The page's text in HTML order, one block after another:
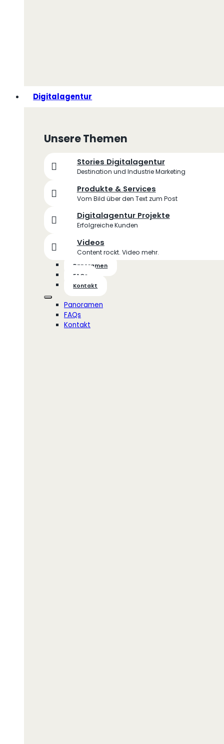
Digitalagentur
Unsere Themen
Stories Digitalagentur
Destination und Industrie Marketing
Produkte & Services
Vom Bild über den Text zum Post
Digitalagentur Projekte
Erfolgreiche Kunden
Videos
Content rockt. Video mehr.
Panoramen
FAQs
Kontakt
Panoramen
FAQs
Kontakt